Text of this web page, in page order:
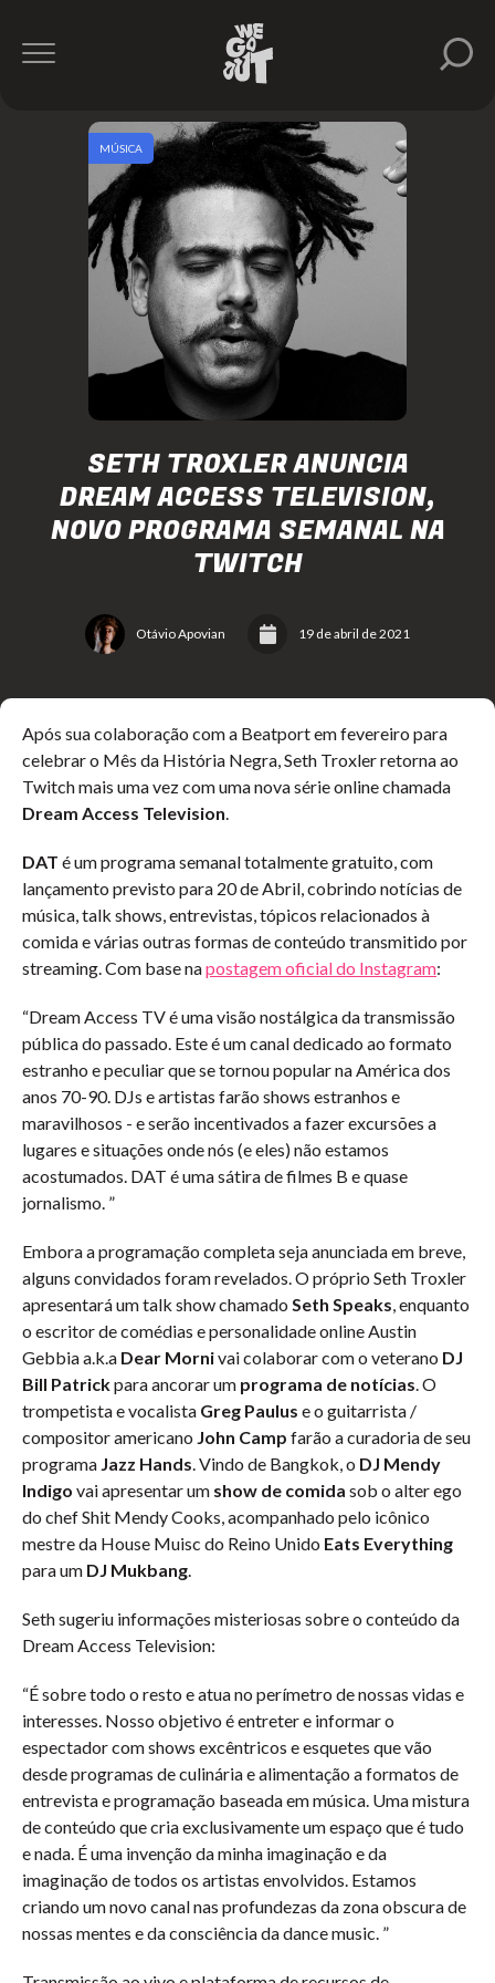
SETH TROXLER ANUNCIA
DREAM ACCESS TELEVISION,
NOVO PROGRAMA SEMANAL NA
TWITCH
Otávio Apovian 19 de abril de 2021
MÚSICA
Após sua colaboração com a Beatport em fevereiro para
celebrar o Mês da História Negra, Seth Troxler retorna ao
Twitch mais uma vez com uma nova série online chamada
Dream Access Television.
DAT é um programa semanal totalmente gratuito, com
lançamento previsto para 20 de Abril, cobrindo notícias de
música, talk shows, entrevistas, tópicos relacionados à
comida e várias outras formas de conteúdo transmitido por
streaming. Com base napostagem oficial do Instagram:
“Dream Access TV é uma visão nostálgica da transmissão
pública do passado. Este é um canal dedicado ao formato
estranho e peculiar que se tornou popular na América dos
anos 70-90. DJs e artistas farão shows estranhos e
maravilhosos - e serão incentivados a fazer excursões a
lugares e situações onde nós (e eles) não estamos
acostumados. DAT é uma sátira de filmes B e quase
jornalismo. ”
Embora a programação completa seja anunciada em breve,
alguns convidados foram revelados. O próprio Seth Troxler
apresentará um talk show chamado Seth Speaks, enquanto
o escritor de comédias e personalidade online Austin
Gebbia a.k.a Dear Mornivai colaborar com o veterano DJ
Bill Patrickpara ancorar um programa de notícias. O
trompetista e vocalista Greg Paulus e o guitarrista /
compositor americano John Camp farão a curadoria de seu
programa Jazz Hands. Vindo de Bangkok, o DJ Mendy
Indigo vai apresentar um show de comida sob o alter ego
do chef Shit Mendy Cooks, acompanhado pelo icônico
mestre da House Muisc do Reino Unido Eats Everything
para um DJ Mukbang.
Seth sugeriu informações misteriosas sobre o conteúdo da
Dream Access Television:
“É sobre todo o resto e atua no perímetro de nossas vidas e
interesses. Nosso objetivo é entreter e informar o
espectador com shows excêntricos e esquetes que vão
desde programas de culinária e alimentação a formatos de
entrevista e programação baseada em música. Uma mistura
de conteúdo que cria exclusivamente um espaço que é tudo
e nada. É uma invenção da minha imaginação e da
imaginação de todos os artistas envolvidos. Estamos
criando um novo canal nas profundezas da zona obscura de
nossas mentes e da consciência da dance music. ”